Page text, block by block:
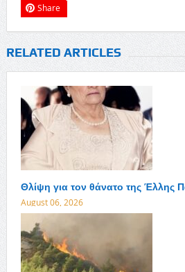
Share
RELATED ARTICLES
Θλίψη για τον θάνατο της Έλλης
August 06, 2026